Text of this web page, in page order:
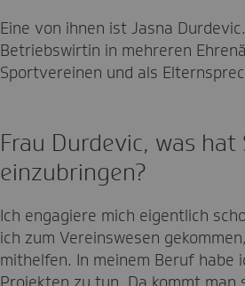
Eine von ihnen ist Jasna
Betriebswirtin in mehreren
Sportvereinen und als
Frau Durdevic, was
einzubringen?
Ich engagiere mich eigentlich
ich zum Vereinswesen
mithelfen. In meinem Beruf habe